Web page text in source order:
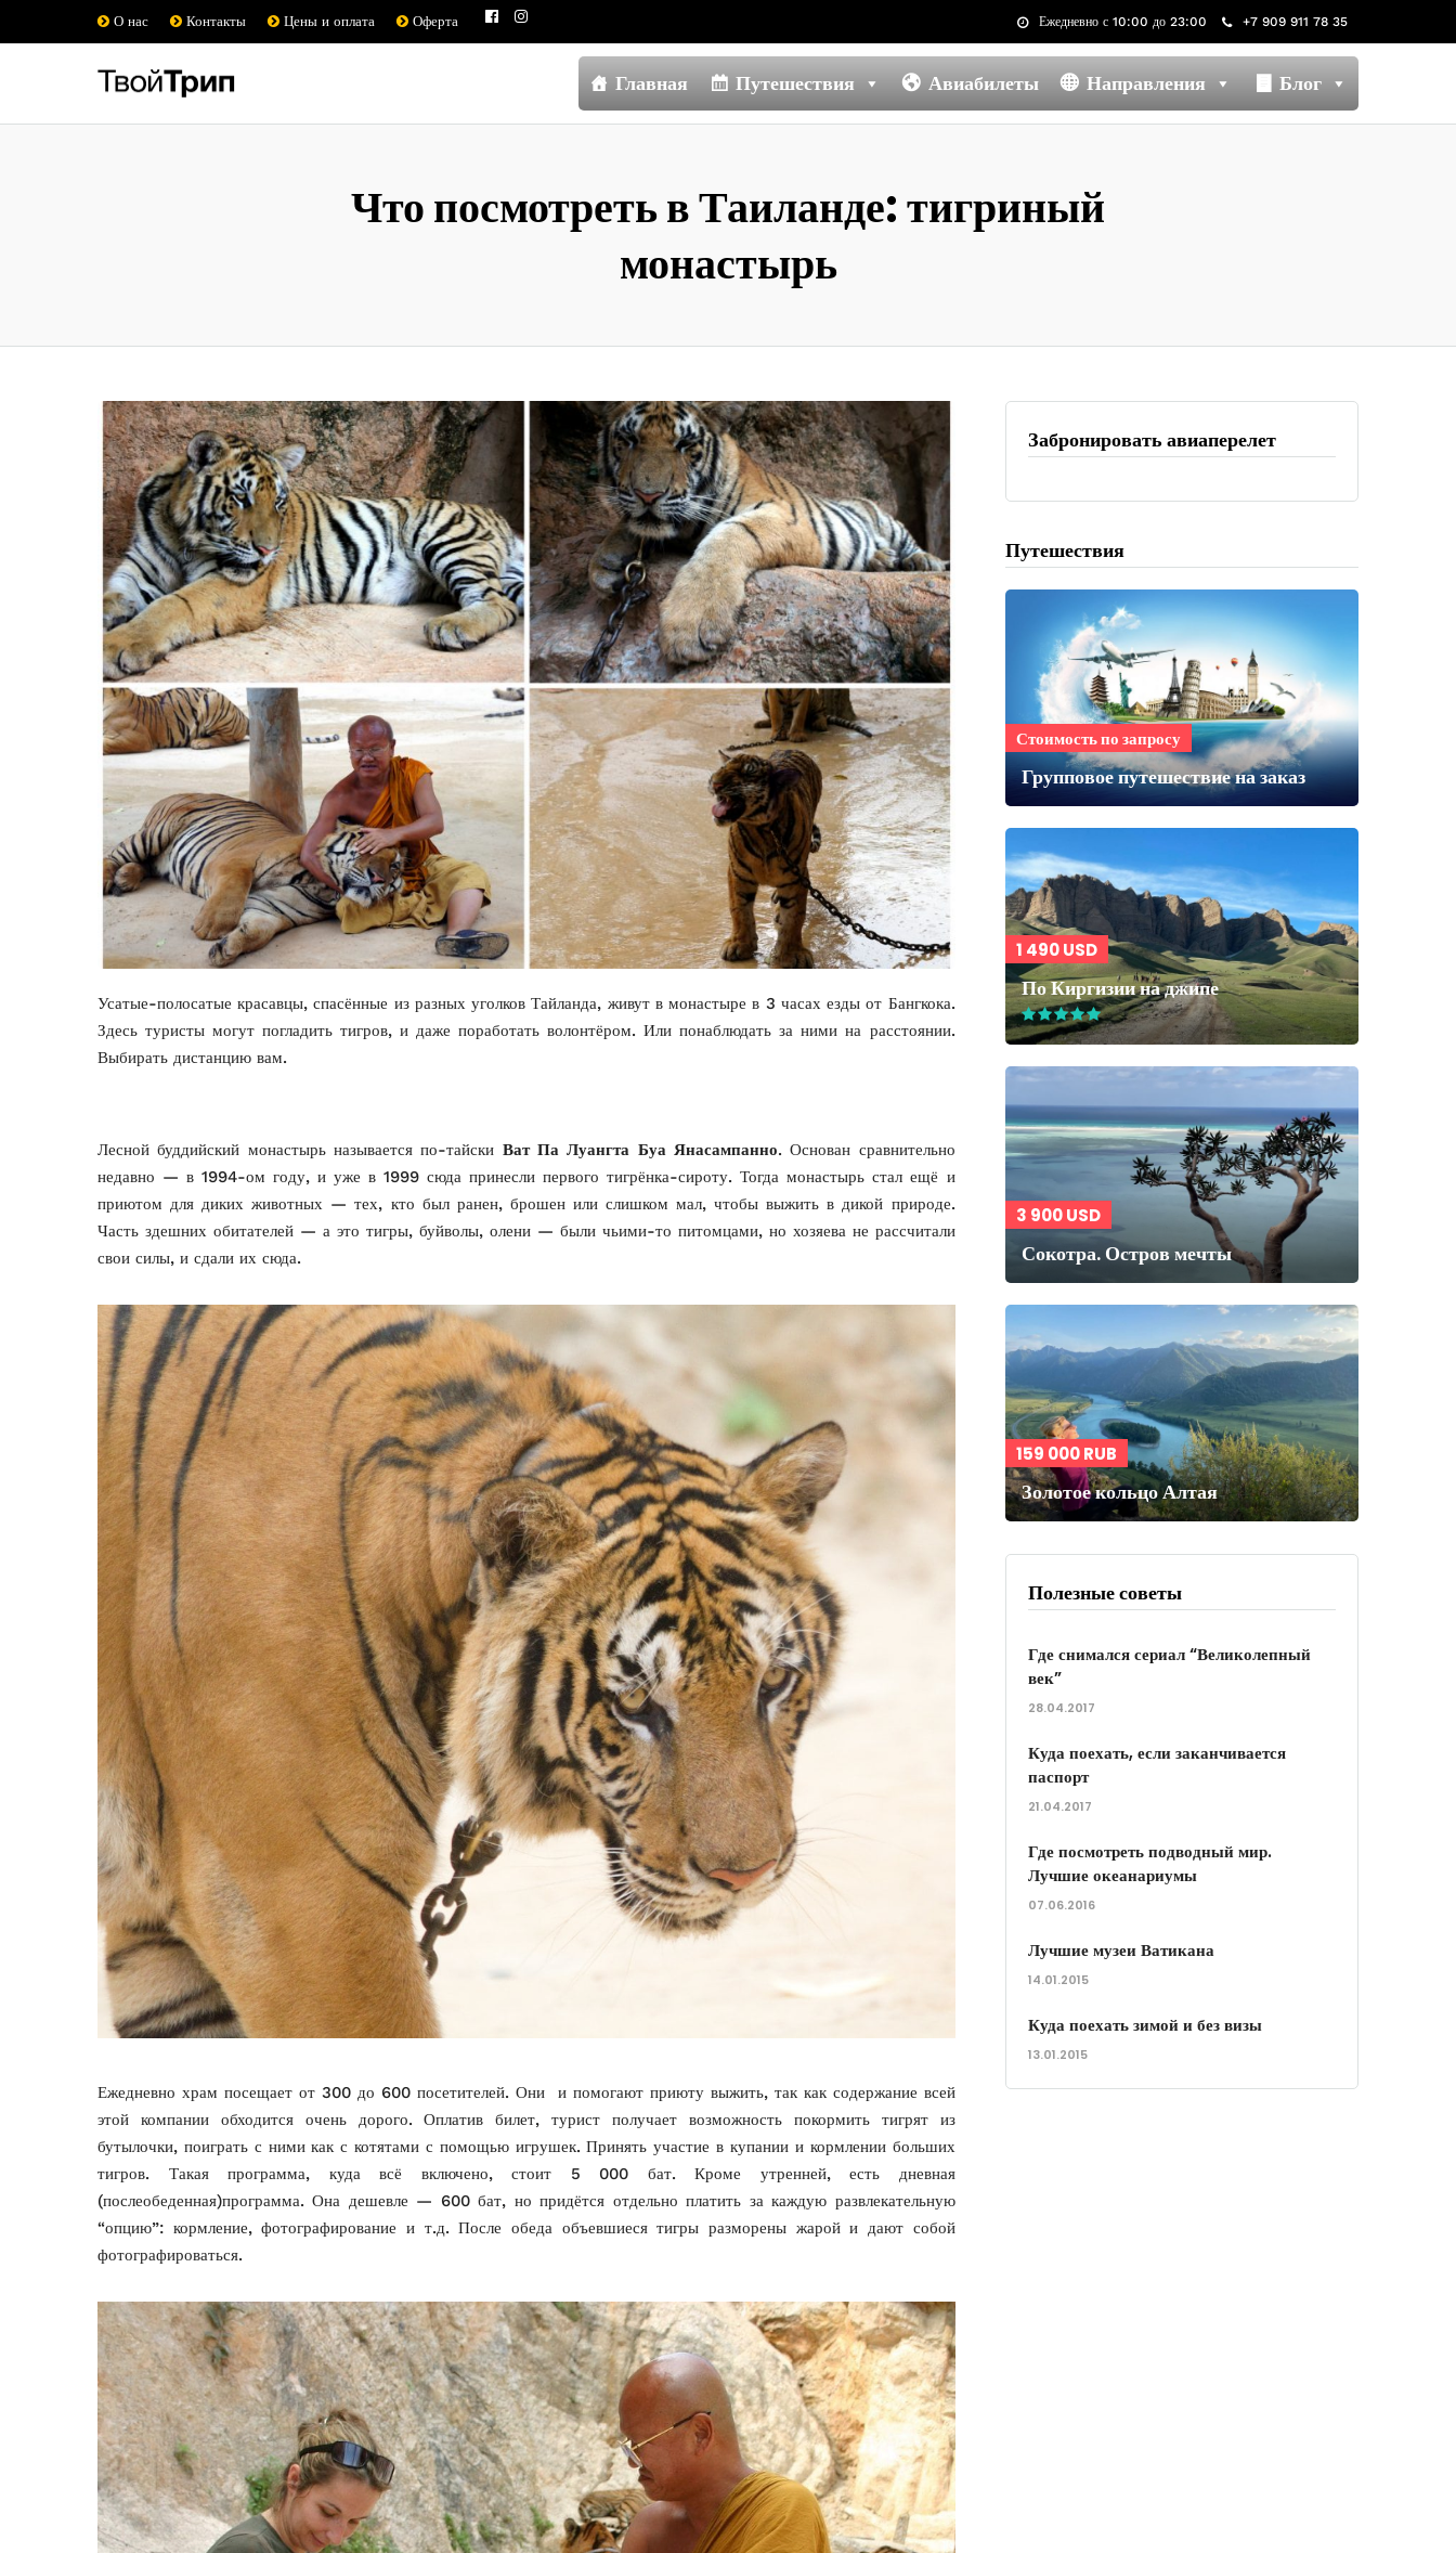
Ежедневно с 10:00 до 23:00 +7 909 911 78 35
О нас Контакты Цены и оплата Оферта
Главная Путешествия Авиабилеты Направления Блог
Что посмотреть в Таиланде: тигриный
монастырь
Усатые-полосатые красавцы, спасённые из разных уголков Тайланда, живут в монастыре в 3 часах езды от Бангкока.
Здесь туристы могут погладить тигров, и даже поработать волонтёром. Или понаблюдать за ними на расстоянии.
Выбирать дистанцию вам.
Лесной буддийский монастырь называется по-тайски Ват Па Луангта Буа Янасампанно. Основан сравнительно
недавно — в 1994-ом году, и уже в 1999 сюда принесли первого тигрёнка-сироту. Тогда монастырь стал ещё и
приютом для диких животных — тех, кто был ранен, брошен или слишком мал, чтобы выжить в дикой природе.
Часть здешних обитателей — а это тигры, буйволы, олени — были чьими-то питомцами, но хозяева не рассчитали
свои силы, и сдали их сюда.
Ежедневно храм посещает от 300 до 600 посетителей. Они и помогают приюту выжить, так как содержание всей
этой компании обходится очень дорого. Оплатив билет, турист получает возможность покормить тигрят из
бутылочки, поиграть с ними как с котятами с помощью игрушек. Принять участие в купании и кормлении больших
тигров. Такая программа, куда всё включено, стоит 5 000 бат. Кроме утренней, есть дневная
(послеобеденная)программа. Она дешевле — 600 бат, но придётся отдельно платить за каждую развлекательную
“опцию”: кормление, фотографирование и т.д. После обеда объевшиеся тигры разморены жарой и дают собой
фотографироваться.
Забронировать авиаперелет
Путешествия
Стоимость по запросу
Групповое путешествие на заказ
1 490 USD
По Киргизии на джипе
3 900 USD
Сокотра. Остров мечты
159 000 RUB
Золотое кольцо Алтая
Полезные советы
Где снимался сериал “Великолепный
век”
28.04.2017
Куда поехать, если заканчивается
паспорт
21.04.2017
Где посмотреть подводный мир.
Лучшие океанариумы
07.06.2016
Лучшие музеи Ватикана
14.01.2015
Куда поехать зимой и без визы
13.01.2015